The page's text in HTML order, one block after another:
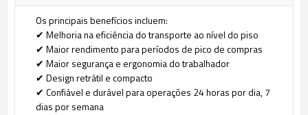
Os principais benefícios incluem:
✔ Melhoria na eficiência do transporte ao nível do piso
✔ Maior rendimento para períodos de pico de compras
✔ Maior segurança e ergonomia do trabalhador
✔ Design retrátil e compacto
✔ Confiável e durável para operações 24 horas por dia, 7
dias por semana